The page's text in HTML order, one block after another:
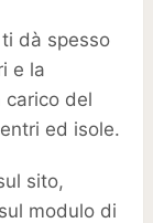
dà spesso
e la
carico del
ed isole.
sito,
modulo di